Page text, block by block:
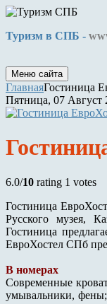
Туризм в СПБ -
Меню сайта
ГлавнаяГостиница
Пятница, 07 Август
6.0/10 rating 1 votes
Гостиница
Русского музея,
Гостиница
ЕвроХостел СПб
В номерах
Современные
умывальники, фены;